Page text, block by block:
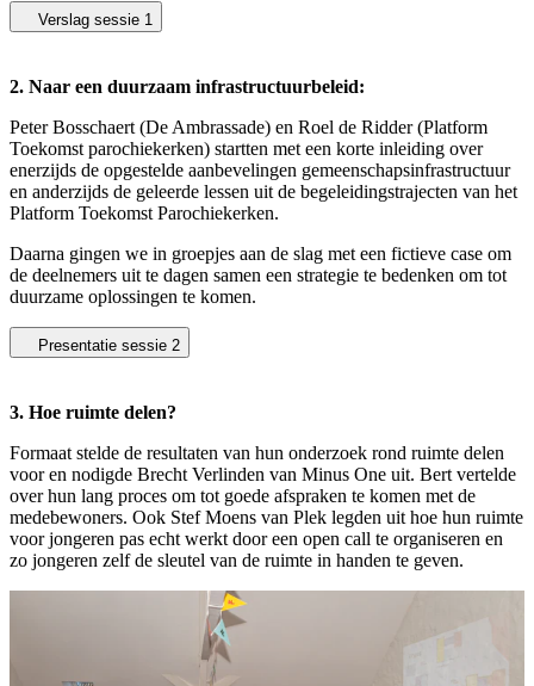
Verslag sessie 1
2. Naar een duurzaam infrastructuurbeleid:
Peter Bosschaert (De Ambrassade) en Roel de Ridder (Platform
Toekomst parochiekerken) startten met een korte inleiding over
enerzijds de opgestelde aanbevelingen gemeenschapsinfrastructuur
en anderzijds de geleerde lessen uit de begeleidingstrajecten van het
Platform Toekomst Parochiekerken.
Daarna gingen we in groepjes aan de slag met een fictieve case om
de deelnemers uit te dagen samen een strategie te bedenken om tot
duurzame oplossingen te komen.
Presentatie sessie 2
3. Hoe ruimte delen?
Formaat stelde de resultaten van hun onderzoek rond ruimte delen
voor en nodigde Brecht Verlinden van Minus One uit. Bert vertelde
over hun lang proces om tot goede afspraken te komen met de
medebewoners. Ook Stef Moens van Plek legden uit hoe hun ruimte
voor jongeren pas echt werkt door een open call te organiseren en
zo jongeren zelf de sleutel van de ruimte in handen te geven.